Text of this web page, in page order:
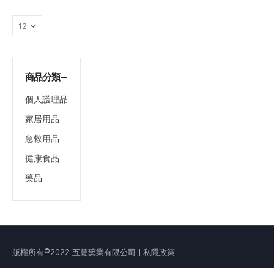
商品分類
個人護理品
家居用品
急救用品
健康食品
藥品
版權所有©2022 五豐藥業有限公司 | 私隱政策